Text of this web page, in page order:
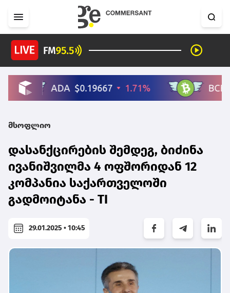
მსოფლიო
დასანქცირების შემდეგ, ბიძინა
ივანიშვილმა 4 ოფშორიდან 12
კომპანია საქართველოში
გადმოიტანა - TI
29.01.2025 • 10:45